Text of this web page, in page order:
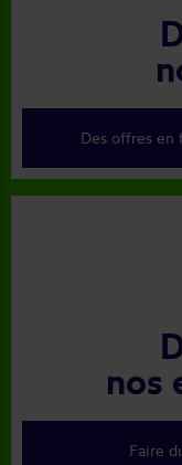
Des offres en
nos
Faire